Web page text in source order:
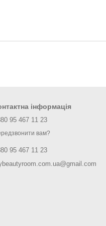
інформація
95 467 11 23
вам?
95 467 11 23